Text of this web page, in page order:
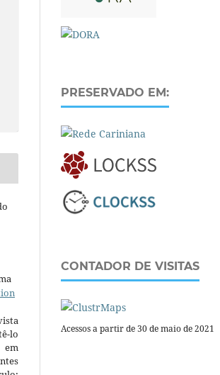
lo
em
PRESERVADO EM:
CONTADOR DE VISITAS
Acessos a partir de 30 de maio de 2021